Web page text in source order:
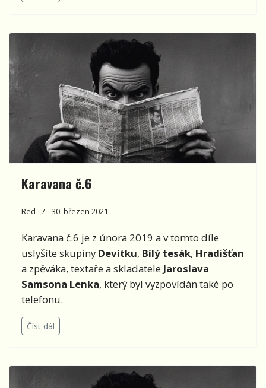
Karavana č.6
Red 30. březen 2021
Karavana č.6 je z února 2019 a v tomto díle
uslyšíte skupiny Devítku, Bílý tesák, Hradišťan
a zpěváka, textaře a skladatele Jaroslava
Samsona Lenka, který byl vyzpovídán také po
telefonu.
Číst dál